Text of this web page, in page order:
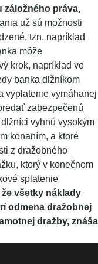
záložného práva,
už sú možnosti
tzn. napríklad
môže
krok, napríklad vo
banka dlžníkom
vyplatenie vymáhanej
zabezpečenú
vyhnú vysokým
konaním, a ktoré
z dražobného
ktorý v konečnom
splatenie
všetky náklady
odmena dražobnej
dražby, znáša